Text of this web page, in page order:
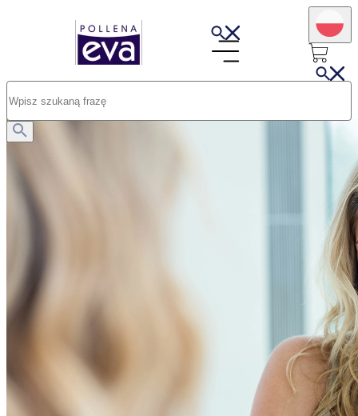
Opublikowano: 22.07.2025
Cera naczynkowa. Jak rozpoznać, dbać i pielęgnować